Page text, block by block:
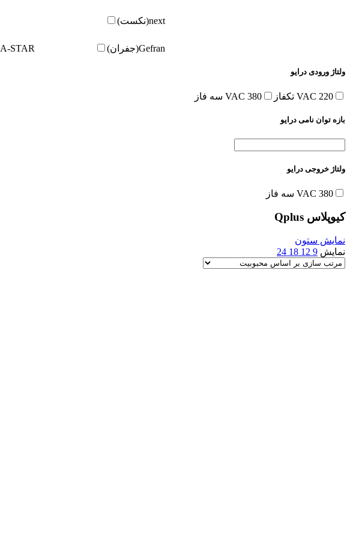
next(نکست)
Gefran(جفران) A-STAR (اِی اِستار)
ولتاژ ورودی درایو
220 VAC تکفاز 380 VAC سه فاز
بازه توان نامی درایو
ولتاژ خروجی درایو
380 VAC سه فاز
کیوپلاس Qplus
نمایش ستون
نمایش 9
12
18
24